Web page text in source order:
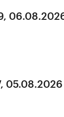
05.08.2026